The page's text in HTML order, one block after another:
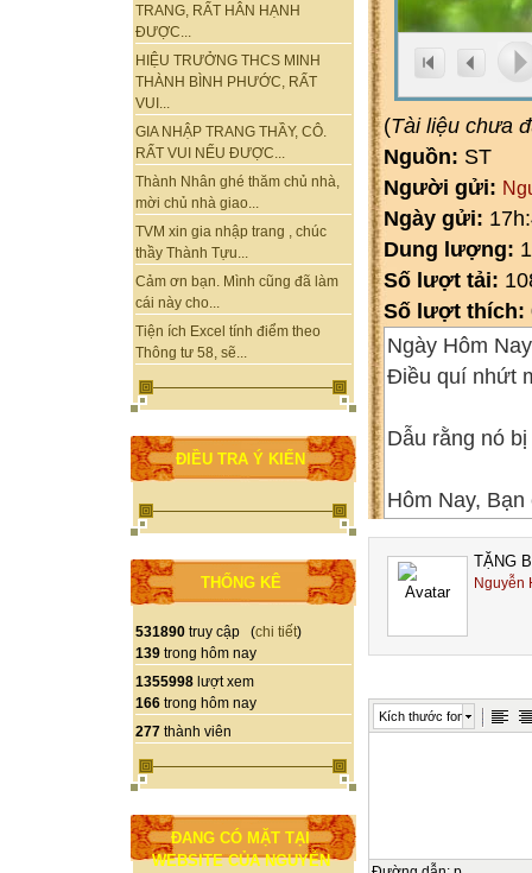
TRANG, RẤT HÂN HẠNH
ĐƯỢC...
HIỆU TRƯỞNG THCS MINH
THÀNH BÌNH PHƯỚC, RẤT
VUI...
GIA NHẬP TRANG THẦY, CÔ.
RẤT VUI NẾU ĐƯỢC...
Thành Nhân ghé thăm chủ nhà,
mời chủ nhà giao...
TVM xin gia nhập trang , chúc
thầy Thành Tựu...
Cảm ơn bạn. Mình cũng đã làm
cái này cho...
Tiện ích Excel tính điểm theo
Thông tư 58, sẽ...
ĐIỀU TRA Ý KIẾN
THỐNG KÊ
531890 truy cập (chi tiết)
139 trong hôm nay
1355998 lượt xem
166 trong hôm nay
277 thành viên
ĐANG CÓ MẶT TẠI
WEBSITE CỦA NGUYỄN
(Tài liệu chưa
Nguồn: ST
Người gửi:
Ngày gửi:
Dung lượng:
Số lượt tải:
Số lượt thích:
Ngày Hôm
Điều quí nhứt
Dẫu rằng nó
Hôm Nay,
Chứ không
Hôm Qua
Hầu hết các
TẶNG
Nguyễn
Kích thước font